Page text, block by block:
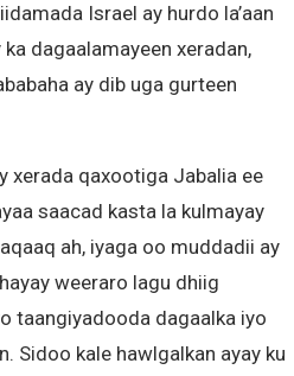
Israel ay hurdo la’aan
dagaalamayeen xeradan,
ay dib uga gurteen
xerada qaxootiga Jabalia ee
saacad kasta la kulmayay
ah, iyaga oo muddadii ay
weeraro lagu dhiig
taangiyadooda dagaalka iyo
Sidoo kale hawlgalkan ayay ku